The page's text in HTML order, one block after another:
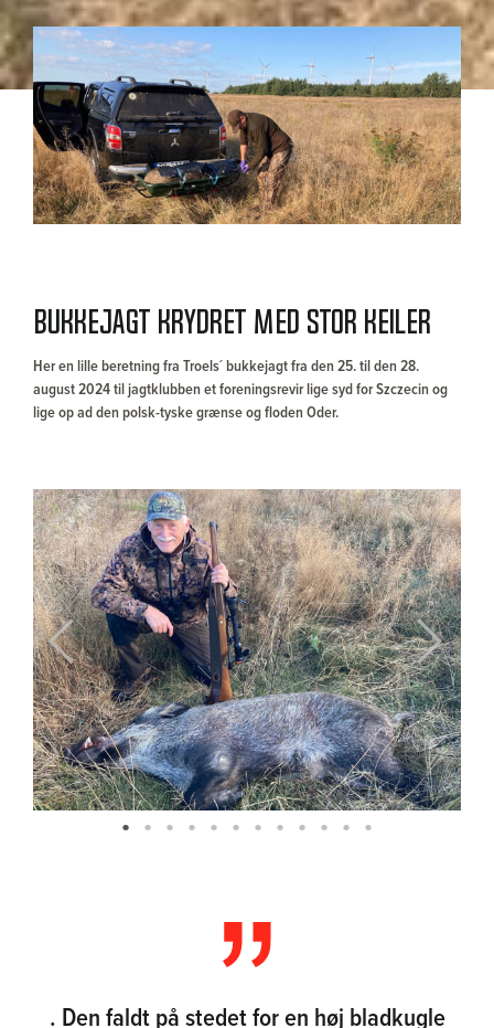
Bukkejagt krydret med stor keiler
Her en lille beretning fra Troels´ bukkejagt fra den 25. til den 28.
august 2024 til jagtklubben et foreningsrevir lige syd for Szczecin og
lige op ad den polsk-tyske grænse og floden Oder.
Previous Next
. Den faldt på stedet for en høj bladkugle